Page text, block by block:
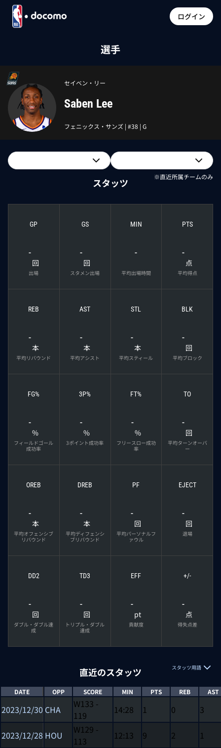
ログイン
選手
セイベン・リー
Saben Lee
フェニックス・サンズ | #38 | G
スタッツ ※直近所属チームのみ
GP
-
回
出場
GS
-
回
スタメン出場
MIN
-
平均出場時間
PTS
-
点
平均得点
REB
-
本
平均リバウンド
AST
-
本
平均アシスト
STL
-
本
平均スティール
BLK
-
回
平均ブロック
FG%
-
%
フィールドゴール
成功率
3P%
-
%
3ポイント成功率
FT%
-
%
フリースロー成功
率
TO
-
回
平均ターンオーバ
ー
OREB
-
本
平均オフェンシブ
リバウンド
DREB
-
本
平均ディフェンシ
ブリバウンド
PF
-
回
平均パーソナルフ
ァウル
EJECT
-
回
退場
DD2
-
回
ダブル・ダブル達
成
TD3
-
回
トリプル・ダブル
達成
EFF
-
pt
貢献度
+/-
-
点
得失点差
直近のスタッツ スタッツ用語
DATE OPP SCORE MIN PTS REB AST
2023/12/30 CHA W133 -
119
14:28 1 0 3
2023/12/28 HOU W129 -
113
12:13 9 2
1